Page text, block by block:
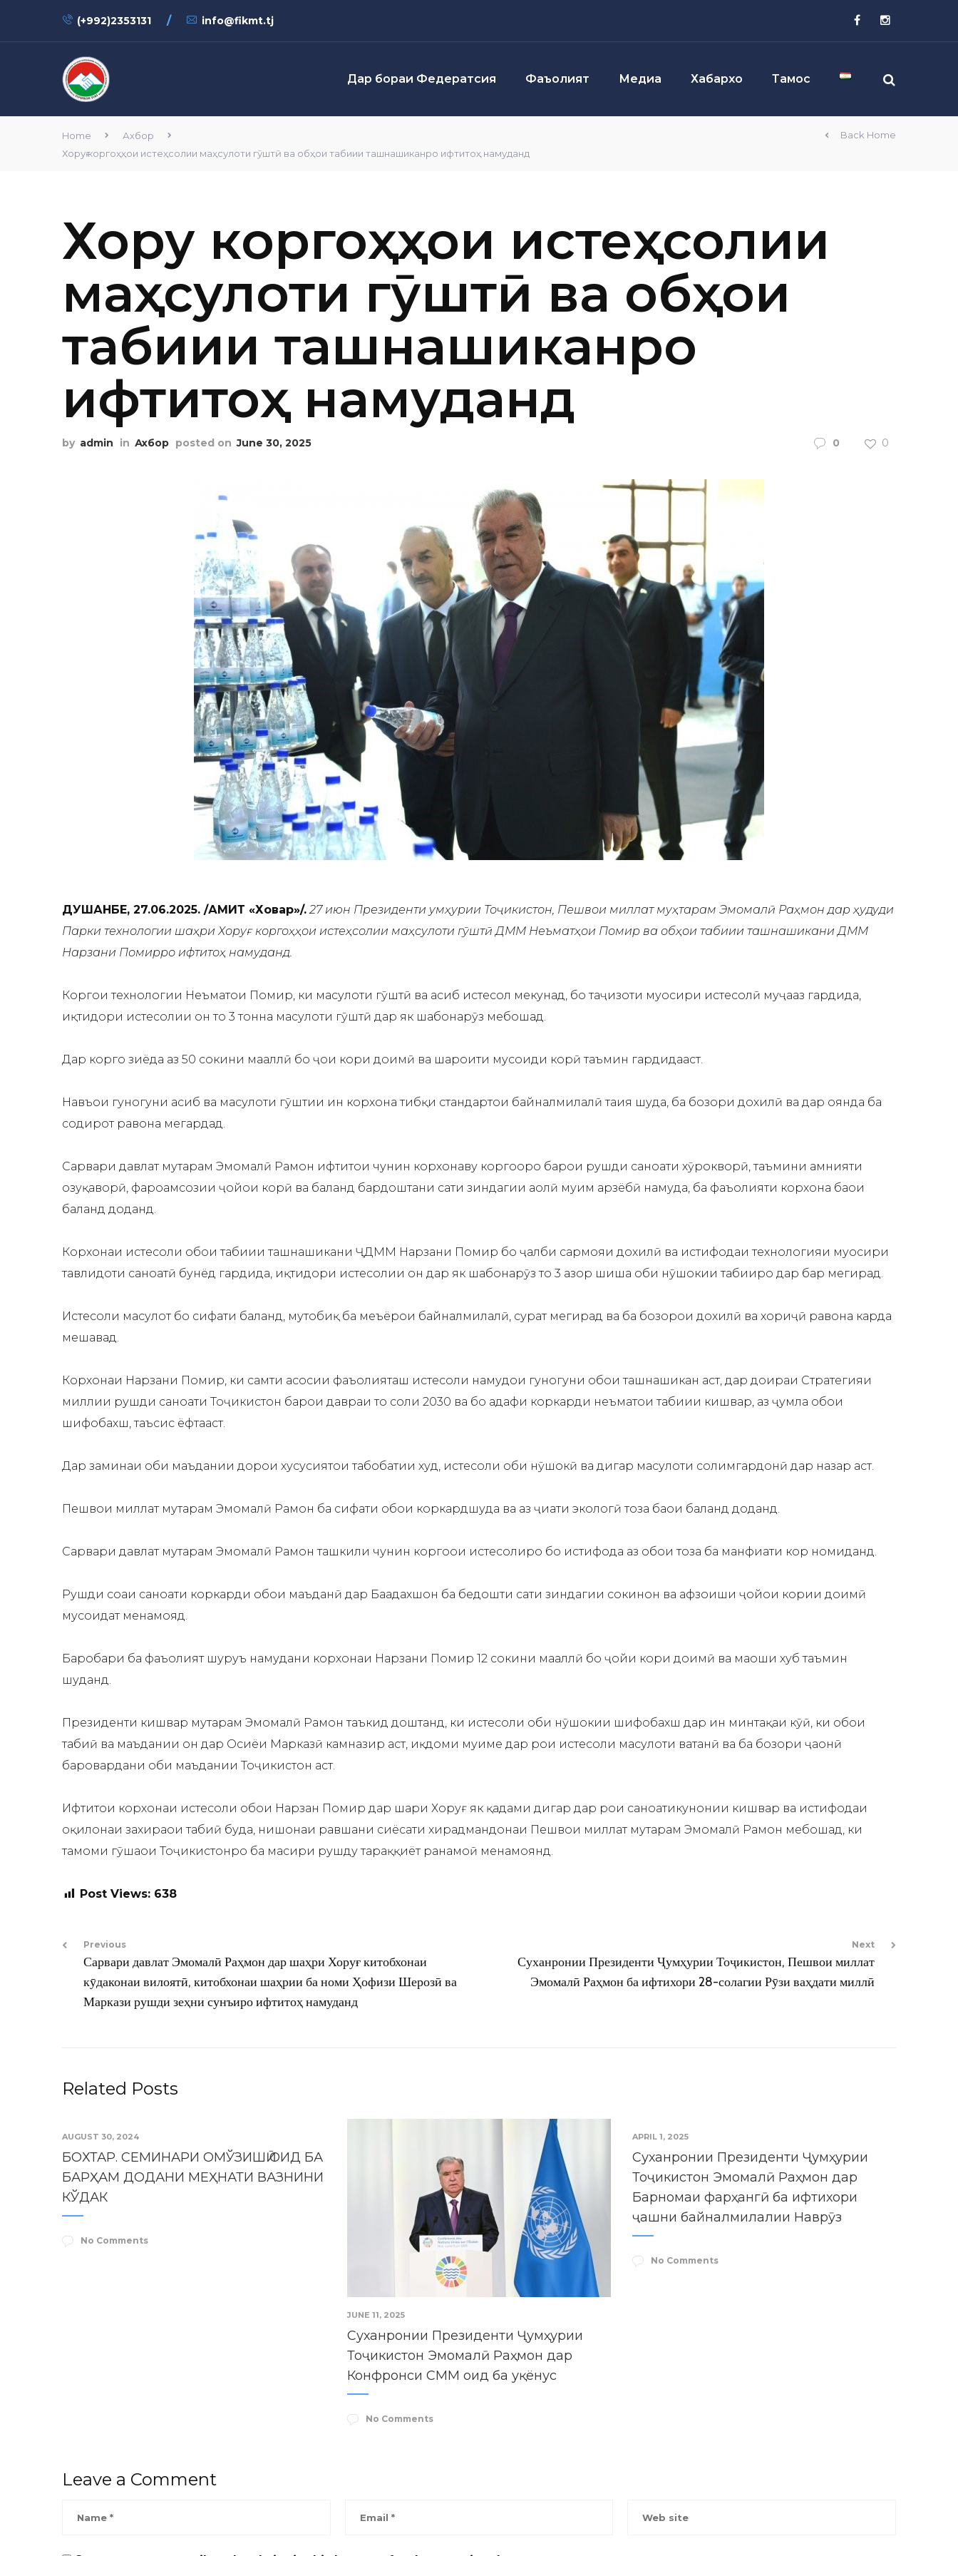
(+992)2353131 / info@fikmt.tj
Дар бораи Федератсия Фаъолият Медиа Хабархо Тамос
Home
Ахбор
Хоруғ коргоҳҳои истеҳсолии маҳсулоти гӯштӣ ва обҳои табиии ташнашиканро ифтитоҳ намуданд
Back Home
Хоруғ коргоҳҳои истеҳсолии
маҳсулоти гӯштӣ ва обҳои
табиии ташнашиканро
ифтитоҳ намуданд
by admin in Ахбор posted on June 30, 2025 0 0
ДУШАНБЕ, 27.06.2025. /АМИТ «Ховар»/. 27 июн Президенти Ҷумҳурии Тоҷикистон, Пешвои миллат муҳтарам Эмомалӣ Раҳмон дар ҳудуди
Парки технологии шаҳри Хоруғ коргоҳҳои истеҳсолии маҳсулоти гӯштӣ ҶДММ Неъматҳои Помир ва обҳои табиии ташнашикани ҶДММ
Нарзани Помирро ифтитоҳ намуданд.
Коргоҳи технологии Неъматҳои Помир, ки маҳсулоти гӯштӣ ва ҳасиб истеҳсол мекунад, бо таҷҳизоти муосири истеҳсолӣ муҷаҳҳаз гардида,
иқтидори истеҳсолии он то 3 тонна маҳсулоти гӯштӣ дар як шабонарӯз мебошад.
Дар коргоҳ зиёда аз 50 сокини маҳаллӣ бо ҷои кори доимӣ ва шароити мусоиди корӣ таъмин гардидааст.
Навъҳои гуногуни ҳасиб ва маҳсулоти гӯштии ин корхона тибқи стандартҳои байналмилалӣ таҳия шуда, ба бозори дохилӣ ва дар оянда ба
содирот равона мегардад.
Сарвари давлат муҳтарам Эмомалӣ Раҳмон ифтитоҳи чунин корхонаву коргоҳҳоро барои рушди саноати хӯрокворӣ, таъмини амнияти
озуқаворӣ, фароҳамсозии ҷойҳои корӣ ва баланд бардоштани сатҳи зиндагии аҳолӣ муҳим арзёбӣ намуда, ба фаъолияти корхона баҳои
баланд доданд.
Корхонаи истеҳсоли обҳои табиии ташнашикани ҶДММ Нарзани Помир бо ҷалби сармояи дохилӣ ва истифодаи технологияи муосири
тавлидоти саноатӣ бунёд гардида, иқтидори истеҳсолии он дар як шабонарӯз то 3 ҳазор шиша оби нӯшокии табииро дар бар мегирад.
Истеҳсоли маҳсулот бо сифати баланд, мутобиқ ба меъёрҳои байналмилалӣ, сурат мегирад ва ба бозорҳои дохилӣ ва хориҷӣ равона карда
мешавад.
Корхонаи Нарзани Помир, ки самти асосии фаъолияташ истеҳсоли намудҳои гуногуни обҳои ташнашикан аст, дар доираи Стратегияи
миллии рушди саноати Тоҷикистон барои давраи то соли 2030 ва бо ҳадафи коркарди неъматҳои табиии кишвар, аз ҷумла обҳои
шифобахш, таъсис ёфтааст.
Дар заминаи оби маъдании дорои хусусиятҳои табобатии худ, истеҳсоли оби нӯшокӣ ва дигар маҳсулоти солимгардонӣ дар назар аст.
Пешвои миллат муҳтарам Эмомалӣ Раҳмон ба сифати обҳои коркардшуда ва аз ҷиҳати экологӣ тоза баҳои баланд доданд.
Сарвари давлат муҳтарам Эмомалӣ Раҳмон ташкили чунин коргоҳҳои истеҳсолиро бо истифода аз обҳои тоза ба манфиати кор номиданд.
Рушди соҳаи саноати коркарди обҳои маъданӣ дар Баадахшон ба беҳдошти сатҳи зиндагии сокинон ва афзоиши ҷойҳои кории доимӣ
мусоидат менамояд.
Баробари ба фаъолият шуруъ намудани корхонаи Нарзани Помир 12 сокини маҳаллӣ бо ҷойи кори доимӣ ва маоши хуб таъмин
шуданд.
Президенти кишвар муҳтарам Эмомалӣ Раҳмон таъкид доштанд, ки истеҳсоли оби нӯшокии шифобахш дар ин минтақаи кӯҳӣ, ки обҳои
табиӣ ва маъдании он дар Осиёи Марказӣ камназир аст, иқдоми муҳиме дар роҳи истеҳсоли маҳсулоти ватанӣ ва ба бозори ҷаҳонӣ
баровардани оби маъдании Тоҷикистон аст.
Ифтитоҳи корхонаи истеҳсоли обҳои Нарзан Помир дар шаҳри Хоруғ як қадами дигар дар роҳи саноатикунонии кишвар ва истифодаи
оқилонаи захираҳои табиӣ буда, нишонаи равшани сиёсати хирадмандонаи Пешвои миллат муҳтарам Эмомалӣ Раҳмон мебошад, ки
тамоми гӯшаҳои Тоҷикистонро ба масири рушду тараққиёт раҳнамоӣ менамоянд.
Post Views: 638
Previous
Сарвари давлат Эмомалӣ Раҳмон дар шаҳри Хоруғ китобхонаи
кӯдаконаи вилоятӣ, китобхонаи шаҳрии ба номи Ҳофизи Шерозӣ ва
Маркази рушди зеҳни сунъиро ифтитоҳ намуданд
Next
Суханронии Президенти Ҷумҳурии Тоҷикистон, Пешвои миллат
Эмомалӣ Раҳмон ба ифтихори 28-солагии Рӯзи ваҳдати миллӣ
Related Posts
AUGUST 30, 2024
БОХТАР. СЕМИНАРИ ОМЎЗИШӢ ОИД БА
БАРҲАМ ДОДАНИ МЕҲНАТИ ВАЗНИНИ
КЎДАК
No Comments
JUNE 11, 2025
Суханронии Президенти Ҷумҳурии
Тоҷикистон Эмомалӣ Раҳмон дар
Конфронси СММ оид ба уқёнус
No Comments
APRIL 1, 2025
Суханронии Президенти Ҷумҳурии
Тоҷикистон Эмомалӣ Раҳмон дар
Барномаи фарҳангӣ ба ифтихори
ҷашни байналмилалии Наврӯз
No Comments
Leave a Comment